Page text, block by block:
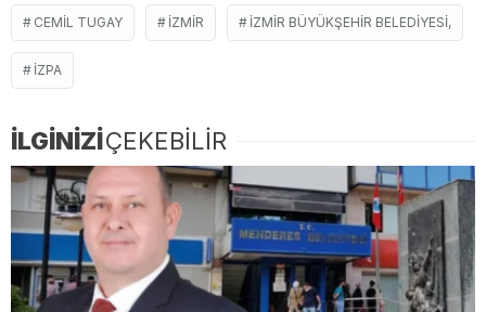
CEMIL TUGAY İZMIR İZMIR BÜYÜKŞEHIR BELEDIYESI,
IZPA
İLGİNİZİÇEKEBİLİR